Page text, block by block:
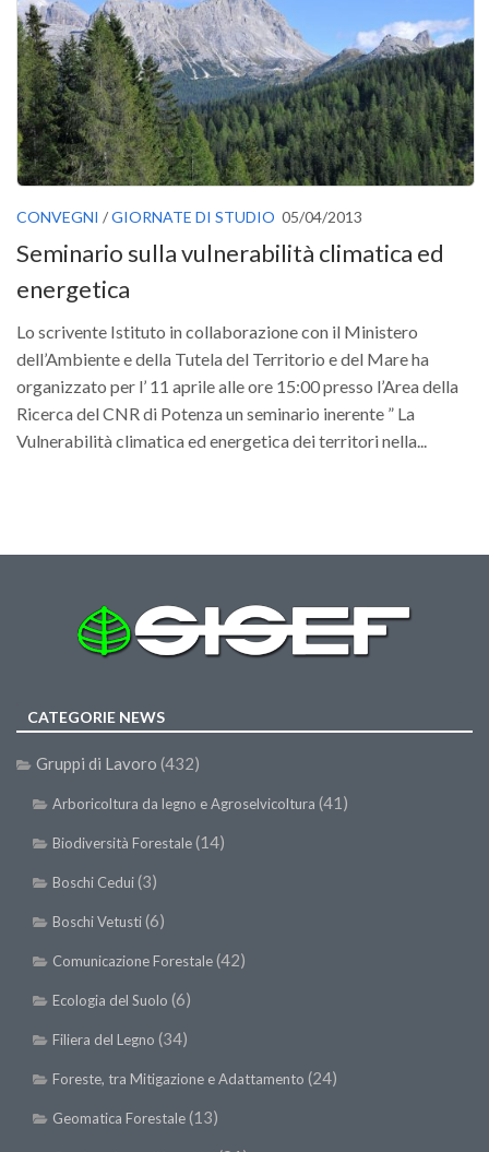
Versamento Quote di Iscrizione
Gruppi di Lavoro
Lista dei Gruppi di Lavoro SISEF
GdL Inquinamento e Foreste
GdL Terpeni in Ecologia
GdL Pianificazione Forestale
GdL Geomatica Forestale
GdL Filiera del legno
GdL Infrastrutture, Risorse, Innovazione
Ricevi la SISEF Newsletter
Avvisi
Borse di Studio
Call for Papers
Call for Proposals
Comunicati
Congressi
Convegni
CONVEGNI /GIORNATE DI STUDIO 05/04/2013
Seminario sulla vulnerabilità climatica ed
energetica
Lo scrivente Istituto in collaborazione con il Ministero
dell’Ambiente e della Tutela del Territorio e del Mare ha
organizzato per l’ 11 aprile alle ore 15:00 presso l’Area della
Ricerca del CNR di Potenza un seminario inerente ” La
Vulnerabilità climatica ed energetica dei territori nella...
CATEGORIE NEWS
Gruppi di Lavoro (432)
Arboricoltura da legno e Agroselvicoltura (41)
Biodiversità Forestale(14)
Boschi Cedui(3)
Boschi Vetusti(6)
Comunicazione Forestale(42)
Ecologia del Suolo (6)
Filiera del Legno (34)
Foreste, tra Mitigazione e Adattamento (24)
Geomatica Forestale(13)